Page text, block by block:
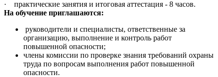
· практические занятия и итоговая аттестация - 8 часов.
На обучение приглашаются:
руководители и специалисты, ответственные за
организацию, выполнение и контроль работ
повышенной опасности;
члены комиссии по проверке знания требований охраны
труда по вопросам выполнения работ повышенной
опасности.